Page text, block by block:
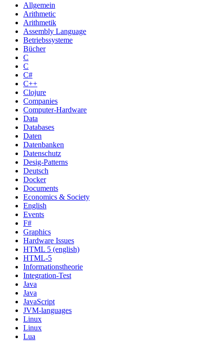
Allgemein
Arithmetic
Arithmetik
Assembly Language
Betriebssysteme
Bücher
C
C
C#
C++
Clojure
Companies
Computer-Hardware
Data
Databases
Daten
Datenbanken
Datenschutz
Desig-Patterns
Deutsch
Docker
Documents
Economics & Society
English
Events
F#
Graphics
Hardware Issues
HTML 5 (english)
HTML-5
Informationstheorie
Integration-Test
Java
Java
JavaScript
JVM-languages
Linux
Linux
Lua